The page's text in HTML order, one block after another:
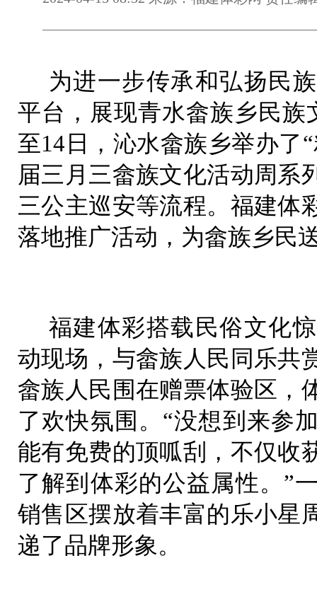
为进一步传承和弘扬民
平台，展现青水畲族乡民族
至14日，沁水畲族乡举办了
届三月三畲族文化活动周系
三公主巡安等流程。福建体
落地推广活动，为畲族乡民
福建体彩搭载民俗文化
动现场，与畲族人民同乐共
畲族人民围在赠票体验区，
了欢快氛围。“没想到来参
能有免费的顶呱刮，不仅收
了解到体彩的公益属性。”
销售区摆放着丰富的乐小星
递了品牌形象。